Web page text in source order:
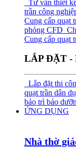
Tư vấn thiết
trần công
Cung cấp quạt
phỏng CFD
Cung cấp quạt
LẮP ĐẶT -
Lắp đặt thi
quạt trần dân
bảo trì bảo
ỨNG DỤNG
Nhà thờ